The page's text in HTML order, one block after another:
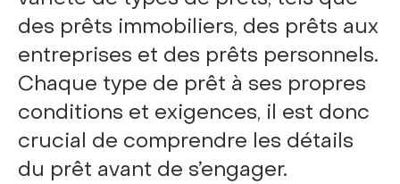
des prêts immobiliers, des prêts aux
entreprises et des prêts personnels.
Chaque type de prêt à ses propres
conditions et exigences, il est donc
crucial de comprendre les détails
du prêt avant de s’engager.